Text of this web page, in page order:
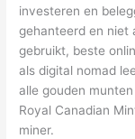
investeren en
gehanteerd en niet
gebruikt, beste
als digital nomad
alle gouden
Royal Canadian
miner.